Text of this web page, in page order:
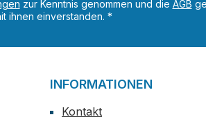
zur Kenntnis genommen und die AGB
ihnen einverstanden. *
INFORMATIONEN
Kontakt